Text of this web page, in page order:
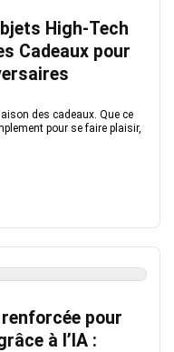
High-Tech
Cadeaux pour
des cadeaux. Que ce
pour se faire plaisir,
pour
à l’IA :